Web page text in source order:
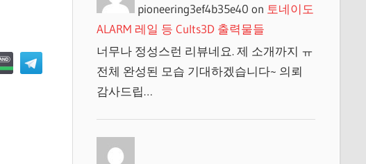
pioneering3ef4b35e40 on 토네이도
ALARM 레일 등 Cults3D 출력물들
너무나 정성스런 리뷰네요. 제 소개까지 ㅠ
전체 완성된 모습 기대하겠습니다~ 의뢰
감사드립…